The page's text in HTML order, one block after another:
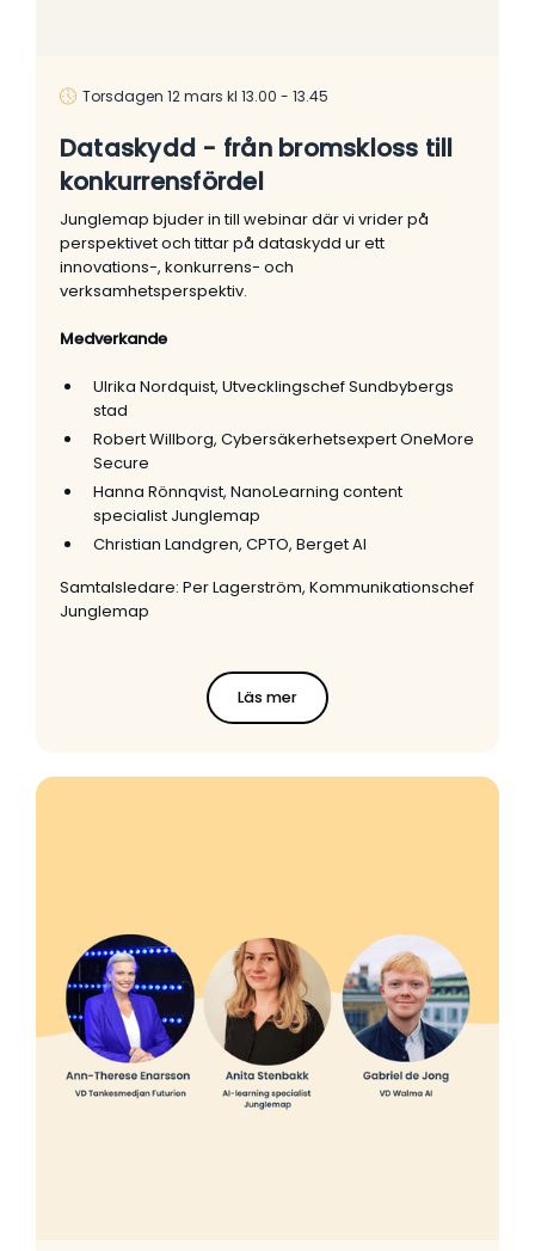
Torsdagen 12 mars kl 13.00 - 13.45
Dataskydd - från bromskloss till
konkurrensfördel
Junglemap bjuder in till webinar där vi vrider på
perspektivet och tittar på dataskydd ur ett
innovations-, konkurrens- och
verksamhetsperspektiv.
Medverkande
Ulrika Nordquist, Utvecklingschef Sundbybergs
stad
Robert Willborg, Cybersäkerhetsexpert OneMore
Secure
Hanna Rönnqvist, NanoLearning content
specialist Junglemap
Christian Landgren, CPTO, Berget AI
Samtalsledare: Per Lagerström, Kommunikationschef
Junglemap
Läs mer